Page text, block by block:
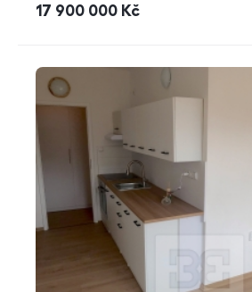
cena
17 900 000 Kč